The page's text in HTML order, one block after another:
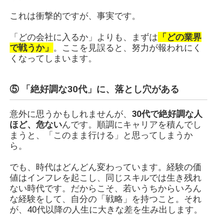
これは衝撃的ですが、事実です。
「どの会社に入るか」よりも、まずは 「どの業界
で戦うか」 。ここを見誤ると、努力が報われにく
くなってしまいます。
⑤ 「絶好調な30代」に、落とし穴がある
意外に思うかもしれませんが、 30代で絶好調な人
ほど、危ないんです。順調にキャリアを積んでし
まうと、「このまま行ける」と思ってしまうか
ら。
でも、時代はどんどん変わっています。経験の価
値はインフレを起こし、同じスキルでは生き残れ
ない時代です。だからこそ、若いうちからいろん
な経験をして、自分の「戦略」を持つこと。それ
が、40代以降の人生に大きな差を生み出します。